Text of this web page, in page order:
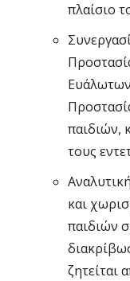
πλαίσιο
παιδιών,
τους
και
παιδιών
ζητείται